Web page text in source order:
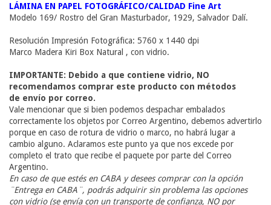
LÁMINA EN PAPEL FOTOGRÁFICO/CALIDAD Fine Art
Modelo 169/ Rostro del Gran Masturbador, 1929, Salvador Dalí.
Resolución Impresión Fotográfica: 5760 x 1440 dpi
Marco Madera Kiri Box Natural , con vidrio.
IMPORTANTE: Debido a que contiene vidrio, NO
recomendamos comprar este producto con métodos
de envío por correo.
Vale mencionar que si bien podemos despachar embalados
correctamente los objetos por Correo Argentino, debemos advertirlo
porque en caso de rotura de vidrio o marco, no habrá lugar a
cambio alguno. Aclaramos este punto ya que nos excede por
completo el trato que recibe el paquete por parte del Correo
Argentino.
En caso de que estés en CABA y desees comprar con la opción
¨Entrega en CABA¨, podrás adquirir sin problema las opciones
con vidrio (se envía con un transporte de confianza, NO por